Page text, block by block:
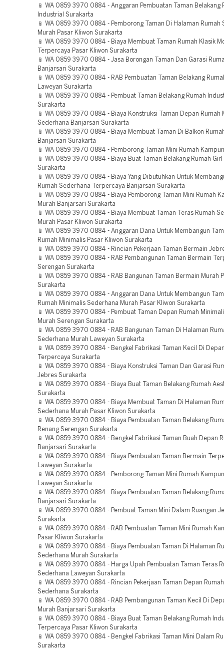
📱 WA 0859 3970 0884 - Anggaran Pembuatan Taman Belakang
Industrial Surakarta
📱 WA 0859 3970 0884 - Pemborong Taman Di Halaman Rumah
Murah Pasar Kliwon Surakarta
📱 WA 0859 3970 0884 - Biaya Membuat Taman Rumah Klasik
Terpercaya Pasar Kliwon Surakarta
📱 WA 0859 3970 0884 - Jasa Borongan Taman Dan Garasi
Banjarsari Surakarta
📱 WA 0859 3970 0884 - RAB Pembuatan Taman Belakang
Laweyan Surakarta
📱 WA 0859 3970 0884 - Pembuat Taman Belakang Rumah
Surakarta
📱 WA 0859 3970 0884 - Biaya Konstruksi Taman Depan Rumah
Sederhana Banjarsari Surakarta
📱 WA 0859 3970 0884 - Biaya Membuat Taman Di Balkon
Banjarsari Surakarta
📱 WA 0859 3970 0884 - Pemborong Taman Mini Rumah
📱 WA 0859 3970 0884 - Biaya Buat Taman Belakang Rumah Girl
Surakarta
📱 WA 0859 3970 0884 - Biaya Yang Dibutuhkan Untuk
Rumah Sederhana Terpercaya Banjarsari Surakarta
📱 WA 0859 3970 0884 - Biaya Pemborong Taman Mini Rumah
Murah Banjarsari Surakarta
📱 WA 0859 3970 0884 - Biaya Membuat Taman Teras Rumah
Murah Pasar Kliwon Surakarta
📱 WA 0859 3970 0884 - Anggaran Dana Untuk Membangun
Rumah Minimalis Pasar Kliwon Surakarta
📱 WA 0859 3970 0884 - Rincian Pekerjaan Taman Bermain
📱 WA 0859 3970 0884 - RAB Pembangunan Taman Bermain
Serengan Surakarta
📱 WA 0859 3970 0884 - RAB Bangunan Taman Bermain Murah
Surakarta
📱 WA 0859 3970 0884 - Anggaran Dana Untuk Membangun
Rumah Minimalis Sederhana Murah Pasar Kliwon Surakarta
📱 WA 0859 3970 0884 - Pembuat Taman Depan Rumah
Murah Serengan Surakarta
📱 WA 0859 3970 0884 - RAB Bangunan Taman Di Halaman
Sederhana Murah Laweyan Surakarta
📱 WA 0859 3970 0884 - Bengkel Fabrikasi Taman Kecil Di
Terpercaya Surakarta
📱 WA 0859 3970 0884 - Biaya Konstruksi Taman Dan Garasi
Jebres Surakarta
📱 WA 0859 3970 0884 - Biaya Buat Taman Belakang Rumah
Surakarta
📱 WA 0859 3970 0884 - Biaya Membuat Taman Di Halaman
Sederhana Murah Pasar Kliwon Surakarta
📱 WA 0859 3970 0884 - Biaya Pembuatan Taman Belakang
Renang Serengan Surakarta
📱 WA 0859 3970 0884 - Bengkel Fabrikasi Taman Buah Depan
Banjarsari Surakarta
📱 WA 0859 3970 0884 - Biaya Pembuatan Taman Bermain
Laweyan Surakarta
📱 WA 0859 3970 0884 - Pemborong Taman Mini Rumah
Laweyan Surakarta
📱 WA 0859 3970 0884 - Biaya Pembuatan Taman Belakang
Banjarsari Surakarta
📱 WA 0859 3970 0884 - Pembuat Taman Mini Dalam Ruangan
Surakarta
📱 WA 0859 3970 0884 - RAB Pembuatan Taman Mini Rumah
Pasar Kliwon Surakarta
📱 WA 0859 3970 0884 - Biaya Pembuatan Taman Di Halaman
Sederhana Murah Surakarta
📱 WA 0859 3970 0884 - Harga Upah Pembuatan Taman Teras
Sederhana Laweyan Surakarta
📱 WA 0859 3970 0884 - Rincian Pekerjaan Taman Depan
Sederhana Surakarta
📱 WA 0859 3970 0884 - RAB Pembangunan Taman Kecil Di
Murah Banjarsari Surakarta
📱 WA 0859 3970 0884 - Biaya Buat Taman Belakang Rumah
Terpercaya Pasar Kliwon Surakarta
📱 WA 0859 3970 0884 - Bengkel Fabrikasi Taman Mini Dalam
Surakarta